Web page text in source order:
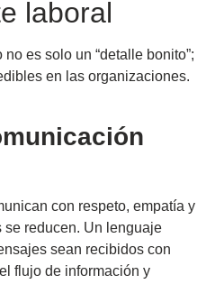
laboral
es solo un “detalle bonito”;
en las organizaciones.
con respeto, empatía y
reducen. Un lenguaje
sean recibidos con
flujo de información y